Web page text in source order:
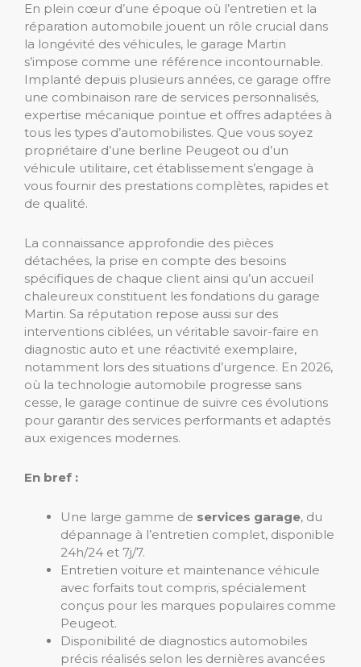
En plein cœur d’une époque où l’entretien et la
réparation automobile jouent un rôle crucial dans
la longévité des véhicules, le garage Martin
s’impose comme une référence incontournable.
Implanté depuis plusieurs années, ce garage offre
une combinaison rare de services personnalisés,
expertise mécanique pointue et offres adaptées à
tous les types d’automobilistes. Que vous soyez
propriétaire d’une berline Peugeot ou d’un
véhicule utilitaire, cet établissement s’engage à
vous fournir des prestations complètes, rapides et
de qualité.
La connaissance approfondie des pièces
détachées, la prise en compte des besoins
spécifiques de chaque client ainsi qu’un accueil
chaleureux constituent les fondations du garage
Martin. Sa réputation repose aussi sur des
interventions ciblées, un véritable savoir-faire en
diagnostic auto et une réactivité exemplaire,
notamment lors des situations d’urgence. En 2026,
où la technologie automobile progresse sans
cesse, le garage continue de suivre ces évolutions
pour garantir des services performants et adaptés
aux exigences modernes.
En bref :
Une large gamme de services garage, du
dépannage à l’entretien complet, disponible
24h/24 et 7j/7.
Entretien voiture et maintenance véhicule
avec forfaits tout compris, spécialement
conçus pour les marques populaires comme
Peugeot.
Disponibilité de diagnostics automobiles
précis réalisés selon les dernières avancées